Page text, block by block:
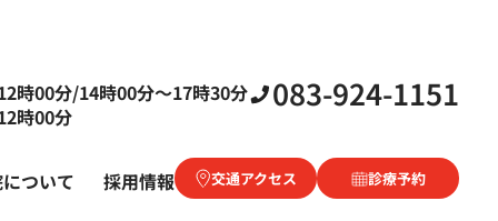
時00分/14時00分〜17時30分
00分
083-924-1151
ついて 採用情報 交通アクセス 診療予約